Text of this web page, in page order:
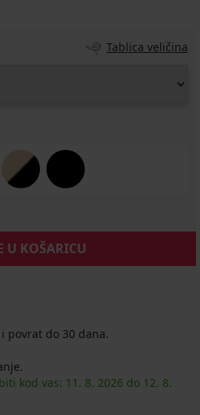
Tablica veličina
U KOŠARICU
povrat do 30 dana.
kod vas: 11. 8. 2026 do 12. 8.